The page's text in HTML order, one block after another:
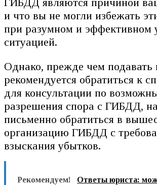
и что вы не могли избежать
при разумном и эффективном
ситуацией.
Однако, прежде чем подавать
рекомендуется обратиться к
для консультации по
разрешения спора с ГИБДД,
письменно обратиться в
организацию ГИБДД с
взыскания убытков.
Рекомендуем!
Ответы юриста: